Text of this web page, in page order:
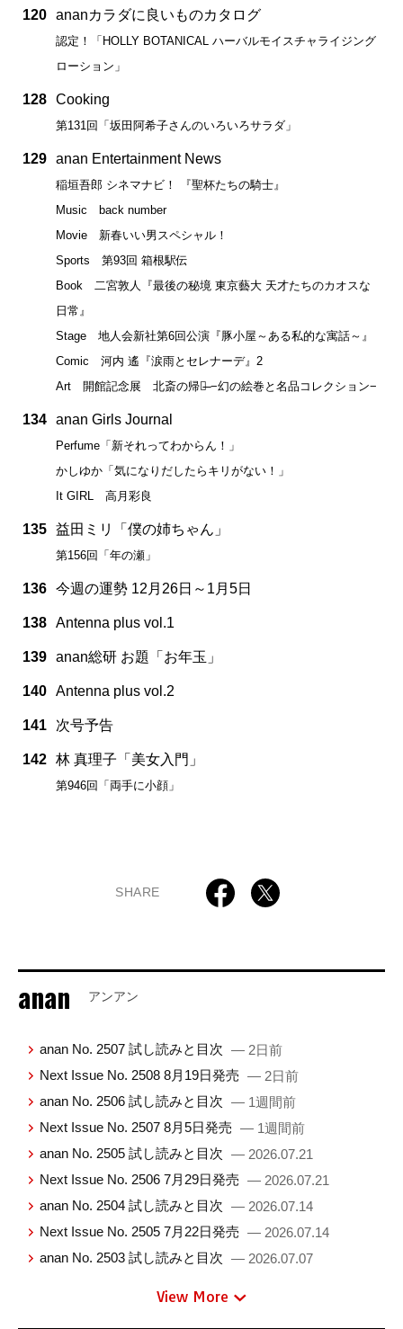
120 ananカラダに良いものカタログ
認定！「HOLLY BOTANICAL ハーバルモイスチャライジング
ローション」
128 Cooking
第131回「坂田阿希子さんのいろいろサラダ」
129 anan Entertainment News
稲垣吾郎 シネマナビ！ 『聖杯たちの騎士』
Music back number
Movie 新春いい男スペシャル！
Sports 第93回 箱根駅伝
Book 二宮敦人『最後の秘境 東京藝大 天才たちのカオスな
日常』
Stage 地人会新社第6回公演『豚小屋～ある私的な寓話～』
Comic 河内 遙『涙雨とセレナーデ』2
Art 開館記念展 北斎の帰還̶ −幻の絵巻と名品コレクション−
134 anan Girls Journal
Perfume「新それってわからん！」
かしゆか「気になりだしたらキリがない！」
It GIRL 高月彩良
135 益田ミリ「僕の姉ちゃん」
第156回「年の瀬」
136 今週の運勢 12月26日～1月5日
138 Antenna plus vol.1
139 anan総研 お題「お年玉」
140 Antenna plus vol.2
141 次号予告
142 林 真理子「美女入門」
第946回「両手に小顔」
SHARE
anan アンアン
anan No. 2507 試し読みと目次 — 2日前
Next Issue No. 2508 8月19日発売 — 2日前
anan No. 2506 試し読みと目次 — 1週間前
Next Issue No. 2507 8月5日発売 — 1週間前
anan No. 2505 試し読みと目次 — 2026.07.21
Next Issue No. 2506 7月29日発売 — 2026.07.21
anan No. 2504 試し読みと目次 — 2026.07.14
Next Issue No. 2505 7月22日発売 — 2026.07.14
anan No. 2503 試し読みと目次 — 2026.07.07
View More